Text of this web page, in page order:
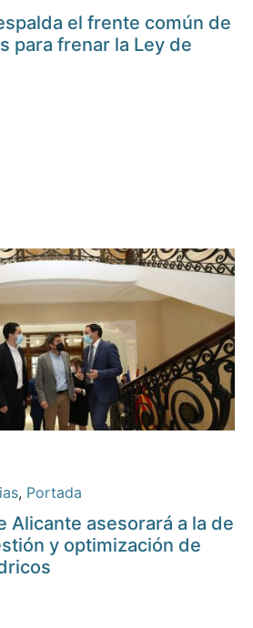
el frente común de
para frenar la Ley de
, Portada
Alicante asesorará a la de
y optimización de